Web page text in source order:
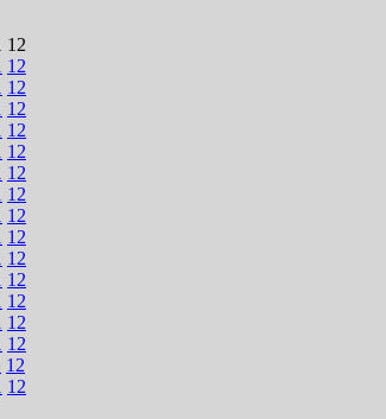
12
12
12
12
12
12
12
12
12
12
12
12
12
12
12
12
12